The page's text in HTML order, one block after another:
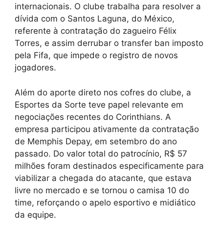
internacionais. O clube trabalha para resolver a
dívida com o Santos Laguna, do México,
referente à contratação do zagueiro Félix
Torres, e assim derrubar o transfer ban imposto
pela Fifa, que impede o registro de novos
jogadores.
Além do aporte direto nos cofres do clube, a
Esportes da Sorte teve papel relevante em
negociações recentes do Corinthians. A
empresa participou ativamente da contratação
de Memphis Depay, em setembro do ano
passado. Do valor total do patrocínio, R$ 57
milhões foram destinados especificamente para
viabilizar a chegada do atacante, que estava
livre no mercado e se tornou o camisa 10 do
time, reforçando o apelo esportivo e midiático
da equipe.